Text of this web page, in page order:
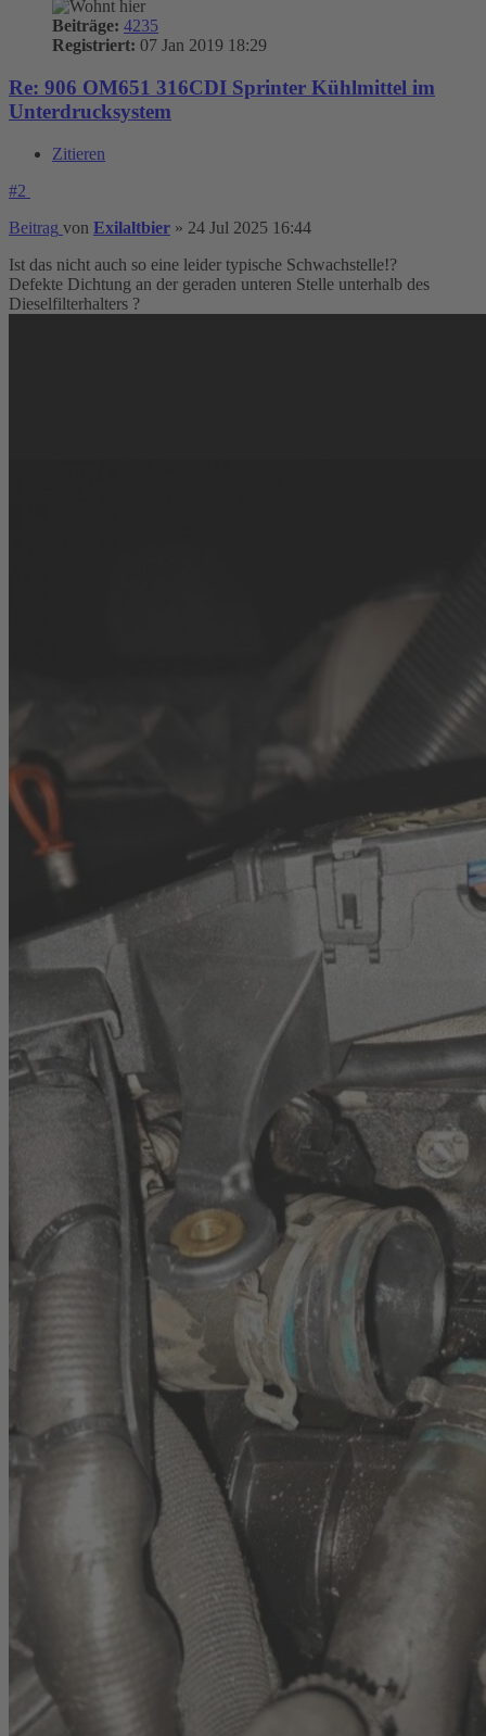
Beiträge: 4235
Registriert: 07 Jan 2019 18:29
Re: 906 OM651 316CDI Sprinter Kühlmittel im
Unterdrucksystem
Zitieren
#2
Beitrag von Exilaltbier » 24 Jul 2025 16:44
Ist das nicht auch so eine leider typische Schwachstelle!?
Defekte Dichtung an der geraden unteren Stelle unterhalb des
Dieselfilterhalters ?